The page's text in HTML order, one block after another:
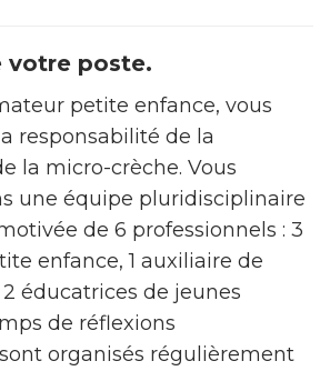
votre poste.
petite enfance, vous
responsabilité de la
la micro-crèche. Vous
une équipe pluridisciplinaire
de 6 professionnels : 3
enfance, 1 auxiliaire de
éducatrices de jeunes
de réflexions
organisés régulièrement